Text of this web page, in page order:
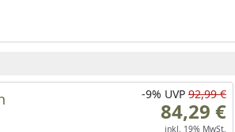
-9% UVP 92,99 €
84,29 €
inkl. 19% MwSt.